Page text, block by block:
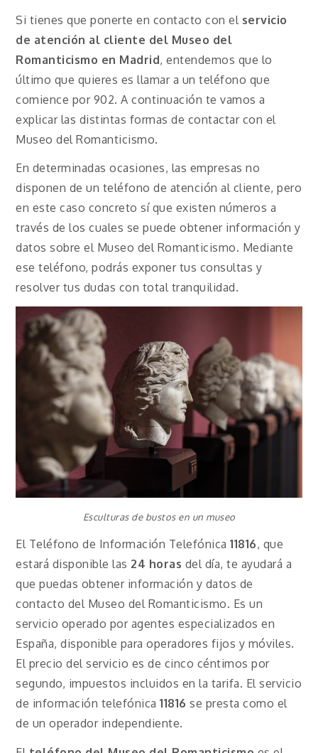
Si tienes que ponerte en contacto con el servicio
de atención al cliente del Museo del
Romanticismo en Madrid, entendemos que lo
último que quieres es llamar a un teléfono que
comience por 902. A continuación te vamos a
explicar las distintas formas de contactar con el
Museo del Romanticismo.
En determinadas ocasiones, las empresas no
disponen de un teléfono de atención al cliente, pero
en este caso concreto sí que existen números a
través de los cuales se puede obtener información y
datos sobre el Museo del Romanticismo. Mediante
ese teléfono, podrás exponer tus consultas y
resolver tus dudas con total tranquilidad.
Esculturas de bustos en un museo
El Teléfono de Información Telefónica11816, que
estará disponible las 24 horas del día, te ayudará a
que puedas obtener información y datos de
contacto del Museo del Romanticismo. Es un
servicio operado por agentes especializados en
España, disponible para operadores fijos y móviles.
El precio del servicio es de cinco céntimos por
segundo, impuestos incluidos en la tarifa. El servicio
de información telefónica11816se presta como el
de un operador independiente.